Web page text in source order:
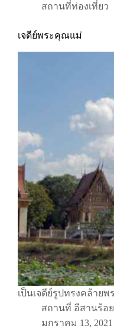
สถานที่ท่องเที่ยว
เจดีย์พระคุณแม่
เป็นเจดีย์รูปทรงคล้าย
สถานที่ อีสานร้อ
มกราคม 13, 2021